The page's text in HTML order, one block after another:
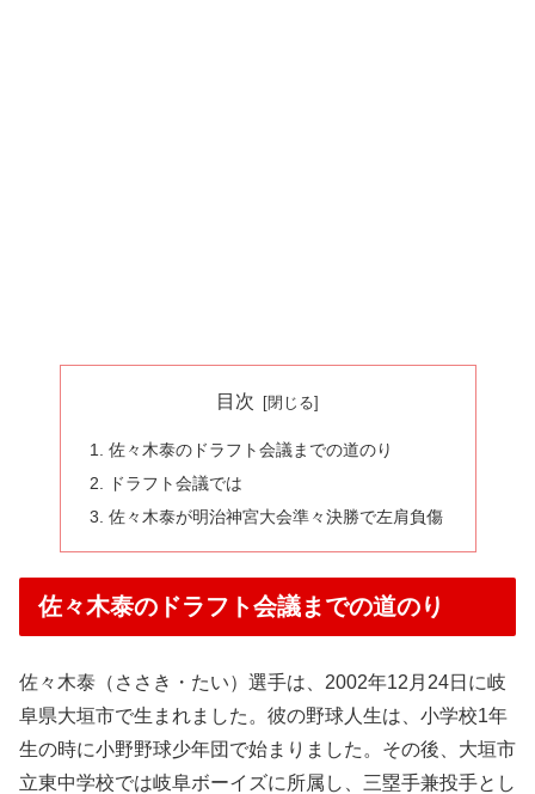
目次
佐々木泰のドラフト会議までの道のり
ドラフト会議では
佐々木泰が明治神宮大会準々決勝で左肩負傷
佐々木泰のドラフト会議までの道のり
佐々木泰（ささき・たい）選手は、2002年12月24日に岐
阜県大垣市で生まれました。彼の野球人生は、小学校1年
生の時に小野野球少年団で始まりました。その後、大垣市
立東中学校では岐阜ボーイズに所属し、三塁手兼投手とし